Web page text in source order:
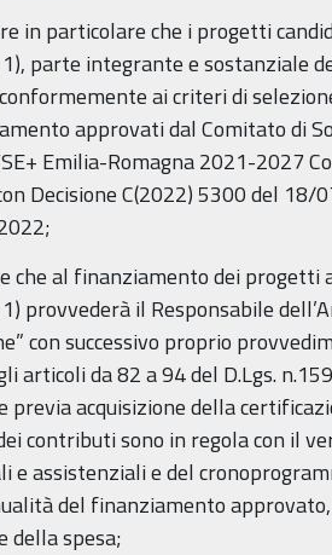
in particolare che i progetti
parte integrante e sostanziale
ai criteri di
approvati dal Comitato di
Emilia-Romagna 2021-2027
Decisione C(2022) 5300 del
che al finanziamento dei progetti
provvederà il Responsabile
con successivo proprio
articoli da 82 a 94 del D.Lgs.
previa acquisizione della
contributi sono in regola con il
e assistenziali e del
del finanziamento
della spesa;